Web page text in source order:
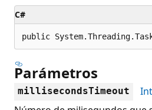
C#
public
Parámetros
millisecondsTimeout